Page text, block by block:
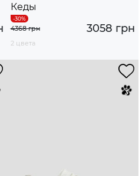
Кеды
3058 грн
4368 грн
2 цвета